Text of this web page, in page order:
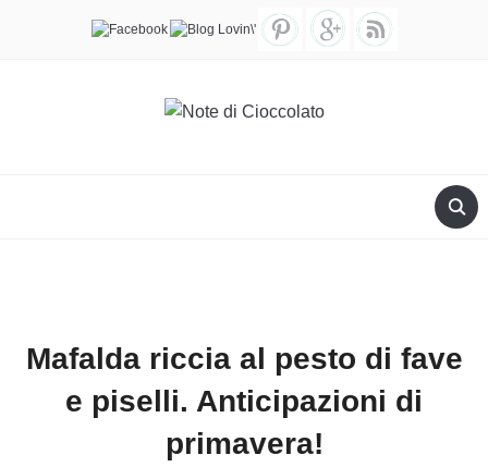
Mafalda riccia al pesto di fave
e piselli. Anticipazioni di
primavera!